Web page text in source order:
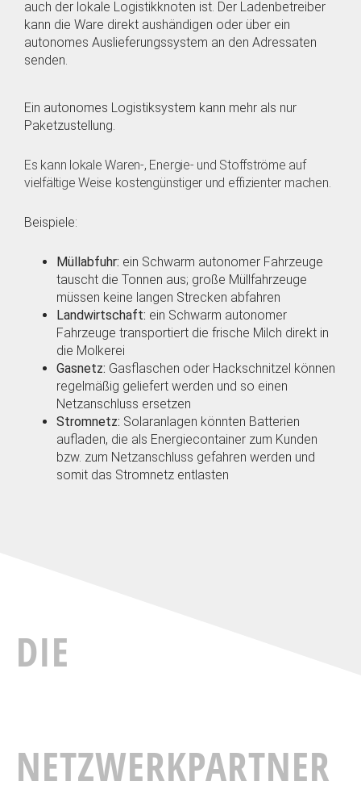
auch der lokale Logistikknoten ist. Der Ladenbetreiber
kann die Ware direkt aushändigen oder über ein
autonomes Auslieferungssystem an den Adressaten
senden.
Ein autonomes Logistiksystem kann mehr als nur
Paketzustellung.
Es kann lokale Waren-, Energie- und Stoffströme auf
vielfältige Weise kostengünstiger und effizienter machen.
Beispiele:
Müllabfuhr: ein Schwarm autonomer Fahrzeuge
tauscht die Tonnen aus; große Müllfahrzeuge
müssen keine langen Strecken abfahren
Landwirtschaft: ein Schwarm autonomer
Fahrzeuge transportiert die frische Milch direkt in
die Molkerei
Gasnetz: Gasflaschen oder Hackschnitzel können
regelmäßig geliefert werden und so einen
Netzanschluss ersetzen
Stromnetz: Solaranlagen könnten Batterien
aufladen, die als Energiecontainer zum Kunden
bzw. zum Netzanschluss gefahren werden und
somit das Stromnetz entlasten
DIE
NETZWERKPARTNER